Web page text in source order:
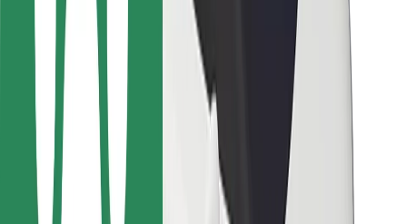
Pro cestující
Pro řidiče
Pro kurýry
Bolt Food
Pro flotilové partnery
Pro restaurace